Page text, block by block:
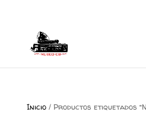
Inicio/ Productos etiquetados